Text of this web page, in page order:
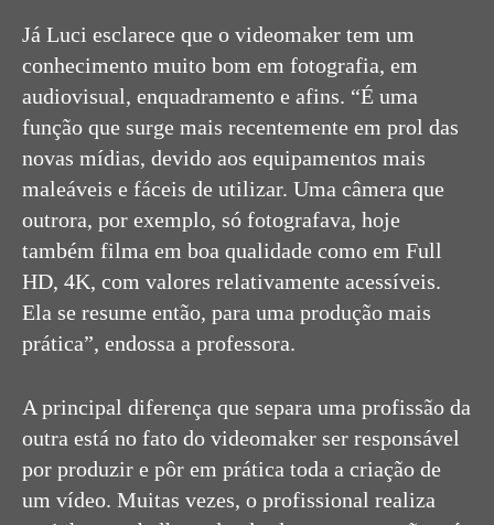
Já Luci esclarece que o videomaker tem um
conhecimento muito bom em fotografia, em
audiovisual, enquadramento e afins. “É uma
função que surge mais recentemente em prol das
novas mídias, devido aos equipamentos mais
maleáveis e fáceis de utilizar. Uma câmera que
outrora, por exemplo, só fotografava, hoje
também filma em boa qualidade como em Full
HD, 4K, com valores relativamente acessíveis.
Ela se resume então, para uma produção mais
prática”, endossa a professora.
A principal diferença que separa uma profissão da
outra está no fato do videomaker ser responsável
por produzir e pôr em prática toda a criação de
um vídeo. Muitas vezes, o profissional realiza